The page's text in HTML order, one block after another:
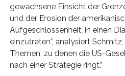
gewachsene Einsicht der
und der Erosion der
Aufgeschlossenheit, in einen
einzutreten”, analysiert
Themen, zu denen die US-
nach einer Strategie ringt.”